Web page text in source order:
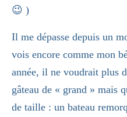
😉 )
Il me dépasse depuis un
vois encore comme mon
année, il ne voudrait plus
gâteau de « grand » mais
de taille : un bateau